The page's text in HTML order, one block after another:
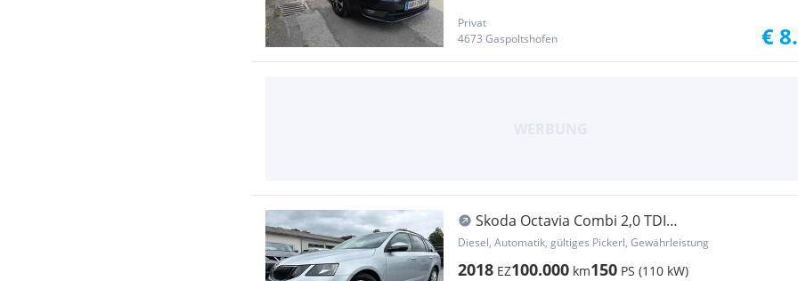
Privat
4673 Gaspoltshofen
€
Skoda Octavia Combi 2,0 TDI
DSG*NEUWERTIG*WENIG KM
Diesel, Automatik, gültiges Pickerl, Gewährleistung
2018 EZ100.000 km150 PS (110 kW)